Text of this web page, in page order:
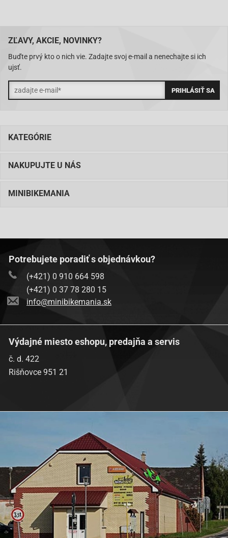
ZĽAVY, AKCIE, NOVINKY?
Buďte prvý kto o nich vie. Zadajte svoj e-mail a nenechajte si ich
ujsť.
KATEGÓRIE
NAKUPUJTE U NÁS
MINIBIKEMANIA
Potrebujete poradiť s objednávkou?
(+421) 0 910 664 598
(+421) 0 37 78 280 15
info@minibikemania.sk
Výdajné miesto eshopu, predajňa a servis
č. d. 422
Rišňovce 951 21